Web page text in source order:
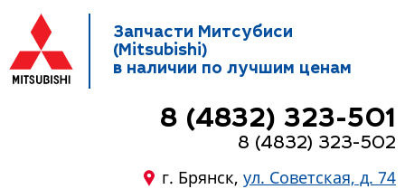
Запчасти Митсубиси
(Mitsubishi)
в наличии по лучшим ценам
8 (4832) 323-501
8 (4832) 323-502
г. Брянск, ул. Советская, д. 74